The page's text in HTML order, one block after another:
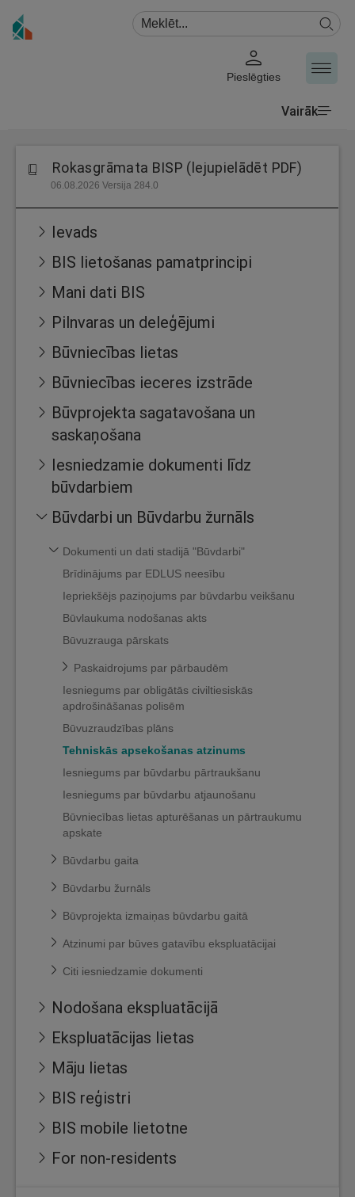
Pieslēgties
Vairāk
Rokasgrāmata BISP (lejupielādēt PDF)
06.08.2026 Versija 284.0
Ievads
BIS lietošanas pamatprincipi
Mani dati BIS
Pilnvaras un deleģējumi
Būvniecības lietas
Būvniecības ieceres izstrāde
Būvprojekta sagatavošana un
saskaņošana
Iesniedzamie dokumenti līdz
būvdarbiem
Būvdarbi un Būvdarbu žurnāls
Dokumenti un dati stadijā "Būvdarbi"
Brīdinājums par EDLUS neesību
Iepriekšējs paziņojums par būvdarbu veikšanu
Būvlaukuma nodošanas akts
Būvuzrauga pārskats
Paskaidrojums par pārbaudēm
Iesniegums par obligātās civiltiesiskās
apdrošināšanas polisēm
Būvuzraudzības plāns
Tehniskās apsekošanas atzinums
Iesniegums par būvdarbu pārtraukšanu
Iesniegums par būvdarbu atjaunošanu
Būvniecības lietas apturēšanas un pārtraukumu
apskate
Būvdarbu gaita
Būvdarbu žurnāls
Būvprojekta izmaiņas būvdarbu gaitā
Atzinumi par būves gatavību ekspluatācijai
Citi iesniedzamie dokumenti
Nodošana ekspluatācijā
Ekspluatācijas lietas
Māju lietas
BIS reģistri
BIS mobile lietotne
For non-residents